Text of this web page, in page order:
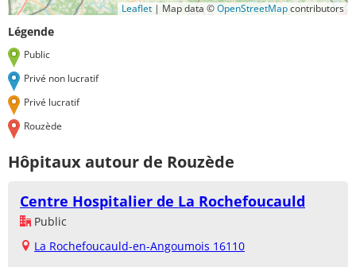
Leaflet | Map data ©OpenStreetMapcontributors
Légende
Public
Privé non lucratif
Privé lucratif
Rouzède
Hôpitaux autour de Rouzède
Centre Hospitalier de La Rochefoucauld
Public
La Rochefoucauld-en-Angoumois 16110